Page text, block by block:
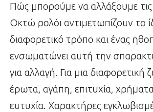
Πώς μπορούμε να αλλάξουμε
Οκτώ ρολόι αντιμετωπίζουν το
διαφορετικό τρόπο και ένας
ενσωματώνει αυτή την
για αλλαγή. Για μια διαφορετική
έρωτα, αγάπη, επιτυχία,
ευτυχία. Χαρακτήρες